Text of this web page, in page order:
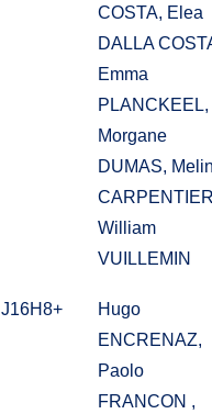
COSTA, Elea
DALLA
Emma
PLANCKEEL,
Morgane
DUMAS,
William
VUILLEMIN
J16H8+
Hugo
ENCRENAZ,
Paolo
FRANCON ,